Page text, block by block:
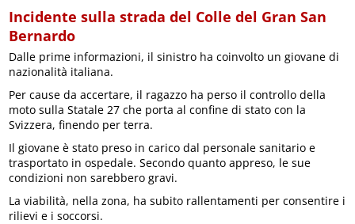
Incidente sulla strada del Colle del Gran San
Bernardo
Dalle prime informazioni, il sinistro ha coinvolto un giovane di
nazionalità italiana.
Per cause da accertare, il ragazzo ha perso il controllo della
moto sulla Statale 27 che porta al confine di stato con la
Svizzera, finendo per terra.
Il giovane è stato preso in carico dal personale sanitario e
trasportato in ospedale. Secondo quanto appreso, le sue
condizioni non sarebbero gravi.
La viabilità, nella zona, ha subito rallentamenti per consentire i
rilievi e i soccorsi.